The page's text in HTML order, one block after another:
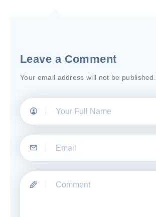
Leave a Comment
Your email address will not be published.